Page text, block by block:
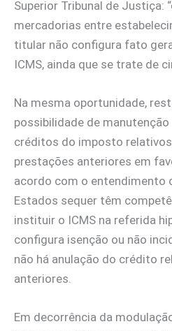
Superior Tribunal de Justiça:
mercadorias entre
titular não configura fato
ICMS, ainda que se trate de
Na mesma oportunidade,
possibilidade de
créditos do imposto
prestações anteriores em
acordo com o entendimento
Estados sequer têm
instituir o ICMS na referida
configura isenção ou não
não há anulação do crédito
anteriores.
Em decorrência da